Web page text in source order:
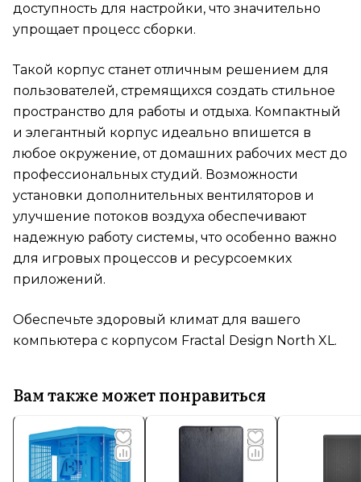
доступность для настройки, что значительно
упрощает процесс сборки.
Такой корпус станет отличным решением для
пользователей, стремящихся создать стильное
пространство для работы и отдыха. Компактный
и элегантный корпус идеально впишется в
любое окружение, от домашних рабочих мест до
профессиональных студий. Возможности
установки дополнительных вентиляторов и
улучшение потоков воздуха обеспечивают
надежную работу системы, что особенно важно
для игровых процессов и ресурсоемких
приложений.
Обеспечьте здоровый климат для вашего
компьютера с корпусом Fractal Design North XL.
Вам также может понравиться